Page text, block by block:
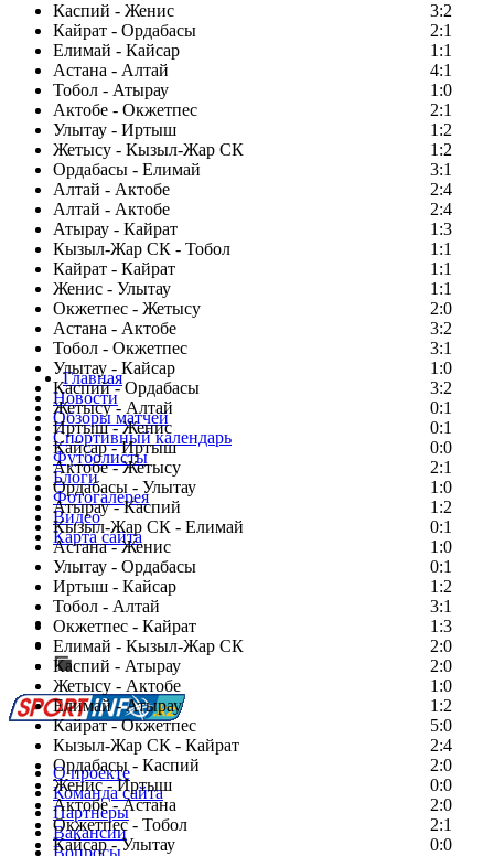
Каспий - Женис
3:2
Кайрат - Ордабасы
2:1
Елимай - Кайсар
1:1
Астана - Алтай
4:1
Тобол - Атырау
1:0
Актобе - Окжетпес
2:1
Улытау - Иртыш
1:2
Жетысу - Кызыл-Жар СК
1:2
Ордабасы - Елимай
3:1
Алтай - Актобе
2:4
Алтай - Актобе
2:4
Атырау - Кайрат
1:3
Кызыл-Жар СК - Тобол
1:1
Кайрат - Кайрат
1:1
Женис - Улытау
1:1
Окжетпес - Жетысу
2:0
Астана - Актобе
3:2
Тобол - Окжетпес
3:1
Улытау - Кайсар
1:0
Каспий - Ордабасы
3:2
Жетысу - Алтай
0:1
Иртыш - Женис
0:1
Кайсар - Иртыш
0:0
Актобе - Жетысу
2:1
Ордабасы - Улытау
1:0
Атырау - Каспий
1:2
Кызыл-Жар СК - Елимай
0:1
Астана - Женис
1:0
Улытау - Ордабасы
0:1
Иртыш - Кайсар
1:2
Тобол - Алтай
3:1
Окжетпес - Кайрат
1:3
Елимай - Кызыл-Жар СК
2:0
Каспий - Атырау
2:0
Жетысу - Актобе
1:0
Елимай - Атырау
1:2
Кайрат - Окжетпес
5:0
Кызыл-Жар СК - Кайрат
2:4
Ордабасы - Каспий
2:0
Женис - Иртыш
0:0
Актобе - Астана
2:0
Окжетпес - Тобол
2:1
Кайсар - Улытау
0:0
Главная
Новости
Обзоры матчей
Спортивный календарь
Футболисты
Блоги
Фотогалерея
Видео
Карта сайта
Есть идея?
Сообщить о мероприятии
Перейти на старый сайт
О проекте
Команда сайта
Партнеры
Вакансии